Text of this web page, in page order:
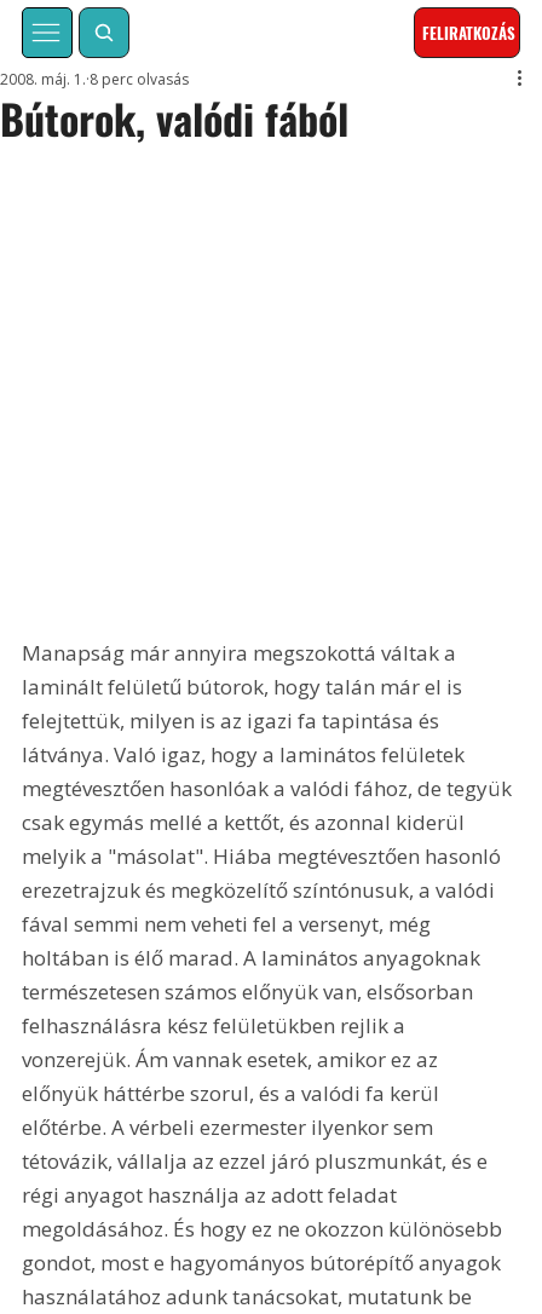
FELIRATKOZÁS
Bútorok, valódi fából
2008. máj. 1. 8 perc olvasás
Manapság már annyira megszokottá váltak a
laminált felületű bútorok, hogy talán már el is
felejtettük, milyen is az igazi fa tapintása és
látványa. Való igaz, hogy a laminátos felületek
megtévesztően hasonlóak a valódi fához, de tegyük
csak egymás mellé a kettőt, és azonnal kiderül
melyik a "másolat". Hiába megtévesztően hasonló
erezetrajzuk és megközelítő színtónusuk, a valódi
fával semmi nem veheti fel a versenyt, még
holtában is élő marad. A laminátos anyagoknak
természetesen számos előnyük van, elsősorban
felhasználásra kész felületükben rejlik a
vonzerejük. Ám vannak esetek, amikor ez az
előnyük háttérbe szorul, és a valódi fa kerül
előtérbe. A vérbeli ezermester ilyenkor sem
tétovázik, vállalja az ezzel járó pluszmunkát, és e
régi anyagot használja az adott feladat
megoldásához. És hogy ez ne okozzon különösebb
gondot, most e hagyományos bútorépítő anyagok
használatához adunk tanácsokat, mutatunk be